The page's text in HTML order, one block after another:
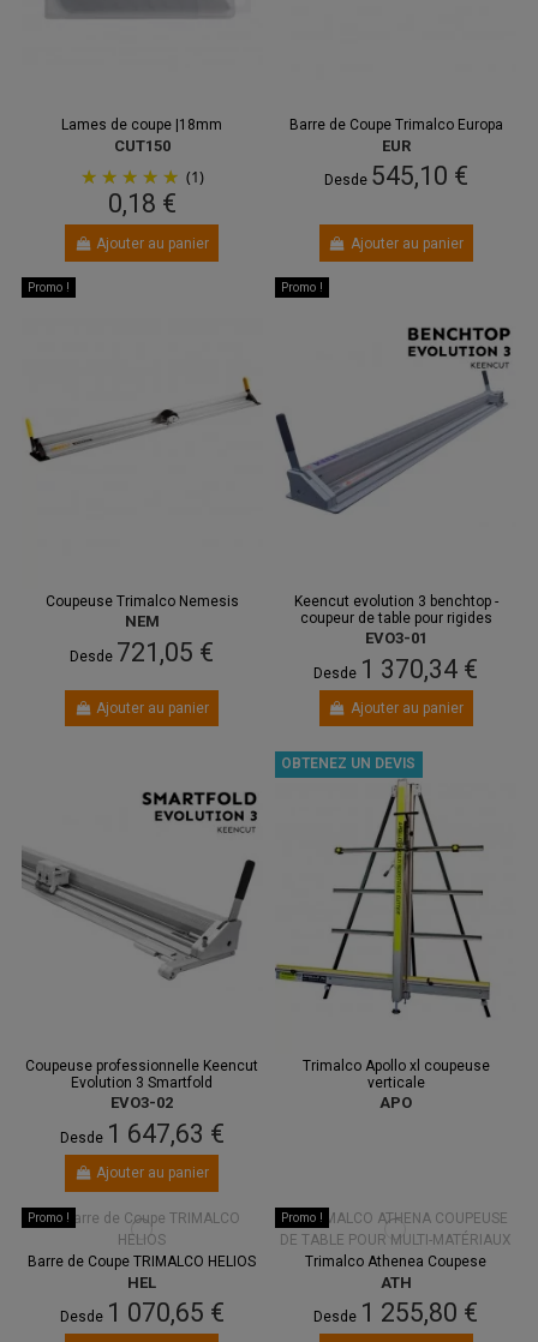
Lames de coupe |18mm
CUT150
(1)
0,18 €
Ajouter au panier
Barre de Coupe Trimalco Europa
EUR
Desde 545,10 €
Ajouter au panier
Promo !
Coupeuse Trimalco Nemesis
NEM
Desde 721,05 €
Ajouter au panier
Promo !
Keencut evolution 3 benchtop -
coupeur de table pour rigides
EVO3-01
Desde 1 370,34 €
Ajouter au panier
Coupeuse professionnelle Keencut
Evolution 3 Smartfold
EVO3-02
Desde 1 647,63 €
Ajouter au panier
OBTENEZ UN DEVIS
Trimalco Apollo xl coupeuse
verticale
APO
Promo !
Barre de Coupe TRIMALCO HELIOS
HEL
Desde 1 070,65 €
Promo !
Trimalco Athenea Coupese
ATH
Desde 1 255,80 €